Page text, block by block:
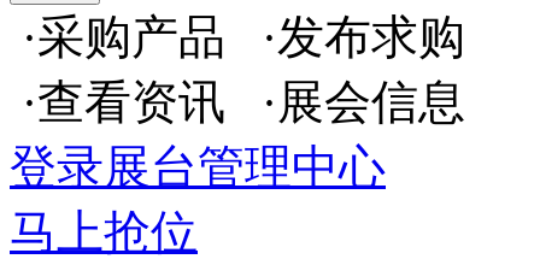
·采购产品 ·发布求购
·查看资讯 ·展会信息
登录展台管理中心
马上抢位